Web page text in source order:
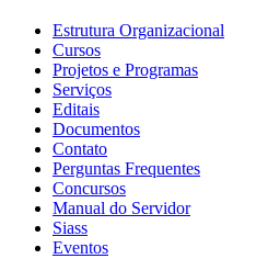
Estrutura Organizacional
Cursos
Projetos e Programas
Serviços
Editais
Documentos
Contato
Perguntas Frequentes
Concursos
Manual do Servidor
Siass
Eventos